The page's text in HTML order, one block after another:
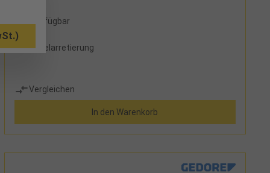
1 verfügbar
mit Kugelarretierung
Vergleichen
In den Warenkorb